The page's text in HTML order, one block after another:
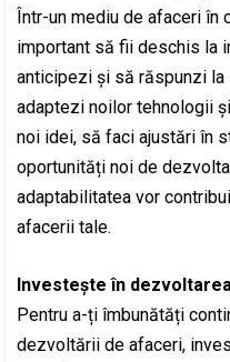
Într-un mediu de afaceri în
important să fii deschis la
anticipezi și să răspunzi
adaptezi noilor tehnologii
noi idei, să faci ajustări în
oportunități noi de
adaptabilitatea vor
afacerii tale.
Investește în
Pentru a-ți îmbunătăți
dezvoltării de afaceri,